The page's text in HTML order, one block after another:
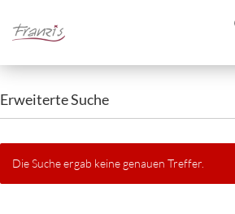
Erweiterte Suche
Die Suche ergab keine genauen Treffer.